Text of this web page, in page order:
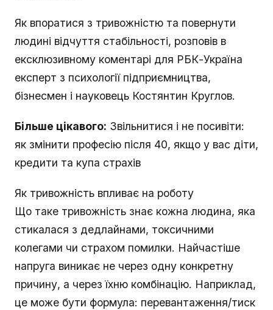
Як впоратися з тривожністю та повернути
людині відчуття стабільності, розповів в
ексклюзивному коментарі для РБК-Україна
експерт з психології підприємництва,
бізнесмен і науковець Костянтин Круглов.
Більше цікавого: Звільнитися і не посивіти:
як змінити професію після 40, якщо у вас діти,
кредити та купа страхів
Як тривожність впливає на роботу
Що таке тривожність знає кожна людина, яка
стикалася з дедлайнами, токсичними
колегами чи страхом помилки. Найчастіше
напруга виникає не через одну конкретну
причину, а через їхню комбінацію. Наприклад,
це може бути формула: перевантаження/тиск